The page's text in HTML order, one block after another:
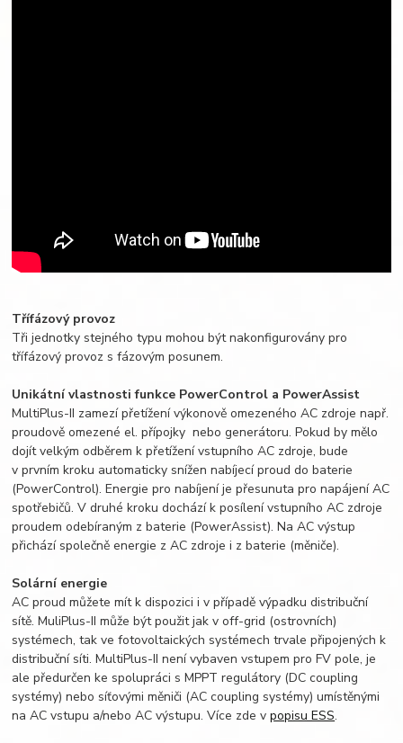
Třífázový provoz
Tři jednotky stejného typu mohou být nakonfigurovány pro
třífázový provoz s fázovým posunem.
Unikátní vlastnosti funkce PowerControl a PowerAssist
MultiPlus-II zamezí přetížení výkonově omezeného AC zdroje např.
proudově omezené el. přípojky nebo generátoru. Pokud by mělo
dojít velkým odběrem k přetížení vstupního AC zdroje, bude
v prvním kroku automaticky snížen nabíjecí proud do baterie
(PowerControl). Energie pro nabíjení je přesunuta pro napájení AC
spotřebičů. V druhé kroku dochází k posílení vstupního AC zdroje
proudem odebíraným z baterie (PowerAssist). Na AC výstup
přichází společně energie z AC zdroje i z baterie (měniče).
Solární energie
AC proud můžete mít k dispozici i v případě výpadku distribuční
sítě. MuliPlus-II může být použit jak v off-grid (ostrovních)
systémech, tak ve fotovoltaických systémech trvale připojených k
distribuční síti. MultiPlus-II není vybaven vstupem pro FV pole, je
ale předurčen ke spolupráci s MPPT regulátory (DC coupling
systémy) nebo síťovými měniči (AC coupling systémy) umístěnými
na AC vstupu a/nebo AC výstupu. Více zde vpopisu ESS.